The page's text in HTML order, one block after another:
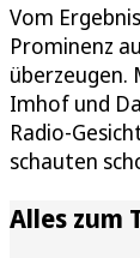
Vom
Prominenz
überzeugen.
Imhof und
Radio-
schauten
Alles zum